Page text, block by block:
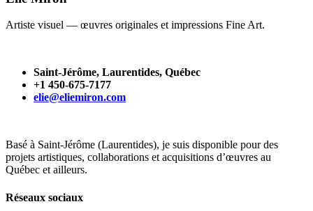
Artiste visuel — œuvres originales et impressions Fine Art.
Saint-Jérôme, Laurentides, Québec
+1 450-675-7177
elie@eliemiron.com
Basé à Saint-Jérôme (Laurentides), je suis disponible pour des
projets artistiques, collaborations et acquisitions d’œuvres au
Québec et ailleurs.
Réseaux sociaux